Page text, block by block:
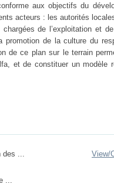
aux objectifs du
acteurs : les autorités
de l’exploitation et
de la culture du
de ce plan sur le terrain
et de constituer un modèle
des ...
...
View/